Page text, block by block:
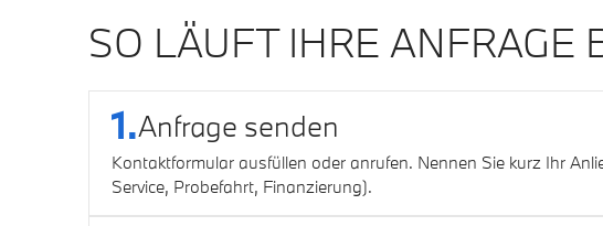
SO LÄUFT IHRE ANFRAGE
1.Anfrage senden
Kontaktformular ausfüllen oder anrufen. Nennen Sie kurz Ihr
Service, Probefahrt, Finanzierung).